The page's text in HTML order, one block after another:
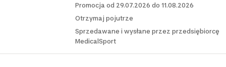
Promocja od 29.07.2026 do 11.08.2026
Otrzymaj pojutrze
Sprzedawane i wysłane przez przedsiębiorcę
MedicalSport